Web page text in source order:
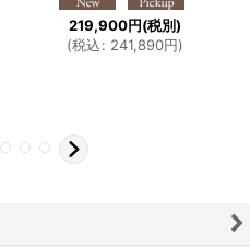
219,900円(税別)
(税込: 241,890円)